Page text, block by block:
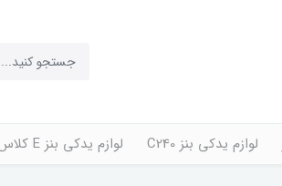
لوازم یدکی بنز C240 لوازم یدکی بنز E کلاس